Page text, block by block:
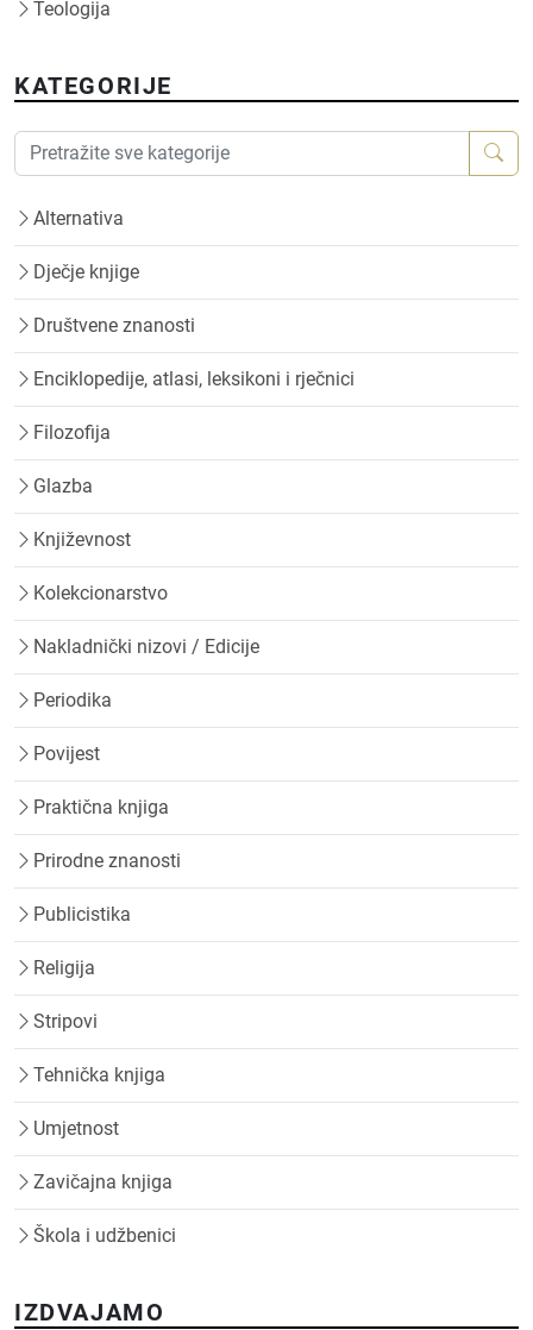
Teologija
KATEGORIJE
Alternativa
Dječje knjige
Društvene znanosti
Enciklopedije, atlasi, leksikoni i rječnici
Filozofija
Glazba
Književnost
Kolekcionarstvo
Nakladnički nizovi / Edicije
Periodika
Povijest
Praktična knjiga
Prirodne znanosti
Publicistika
Religija
Stripovi
Tehnička knjiga
Umjetnost
Zavičajna knjiga
Škola i udžbenici
IZDVAJAMO